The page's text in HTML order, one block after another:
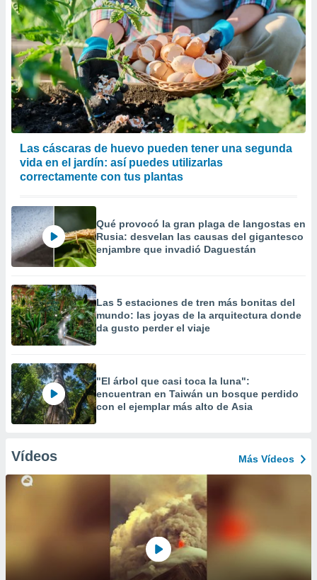
Las cáscaras de huevo pueden tener una segunda
vida en el jardín: así puedes utilizarlas
correctamente con tus plantas
Qué provocó la gran plaga de langostas en
Rusia: desvelan las causas del gigantesco
enjambre que invadió Daguestán
Las 5 estaciones de tren más bonitas del
mundo: las joyas de la arquitectura donde
da gusto perder el viaje
"El árbol que casi toca la luna":
encuentran en Taiwán un bosque perdido
con el ejemplar más alto de Asia
Vídeos Más Vídeos